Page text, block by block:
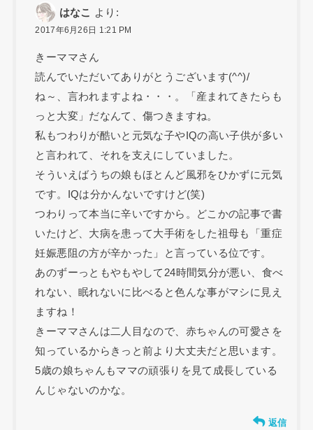
はなこ より:
2017年6月26日 1:21 PM
きーママさん
読んでいただいてありがとうございます(^^)/
ね～、言われますよね・・・。「産まれてきたらも
っと大変」だなんて、傷つきますね。
私もつわりが酷いと元気な子やIQの高い子供が多い
と言われて、それを支えにしていました。
そういえばうちの娘もほとんど風邪をひかずに元気
です。IQは分かんないですけど(笑)
つわりって本当に辛いですから。どこかの記事で書
いたけど、大病を患って大手術をした祖母も「重症
妊娠悪阻の方が辛かった」と言っている位です。
あのずーっともやもやして24時間気分が悪い、食べ
れない、眠れないに比べると色んな事がマシに見え
ますね！
きーママさんは二人目なので、赤ちゃんの可愛さを
知っているからきっと前より大丈夫だと思います。
5歳の娘ちゃんもママの頑張りを見て成長している
んじゃないのかな。
返信